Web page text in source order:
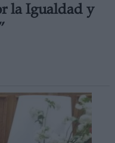
la Igualdad y